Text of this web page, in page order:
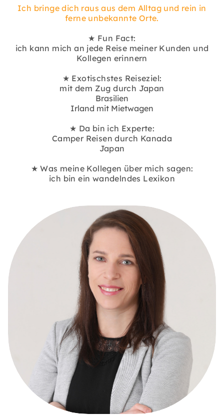
Ich bringe dich raus aus dem Alltag und rein in
ferne unbekannte Orte.
★ Fun Fact:
ich kann mich an jede Reise meiner Kunden und
Kollegen erinnern
★ Exotischstes Reiseziel:
mit dem Zug durch Japan
Brasilien
Irland mit Mietwagen
★ Da bin ich Experte:
Camper Reisen durch Kanada
Japan
★ Was meine Kollegen über mich sagen:
ich bin ein wandelndes Lexikon